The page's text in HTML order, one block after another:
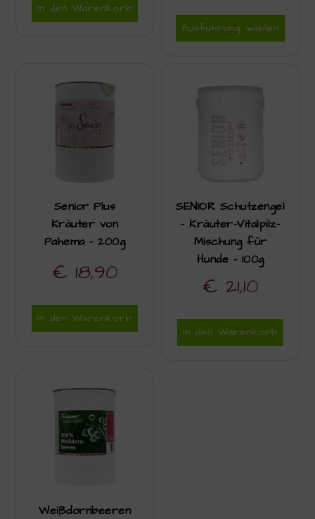
In den Warenkorb
Ausführung wählen
Senior Plus
Kräuter von
Pahema – 200g
€ 18,90
In den Warenkorb
SENIOR Schutzengel
– Kräuter-Vitalpilz-
Mischung für
Hunde – 100g
€ 21,10
In den Warenkorb
Weißdornbeeren